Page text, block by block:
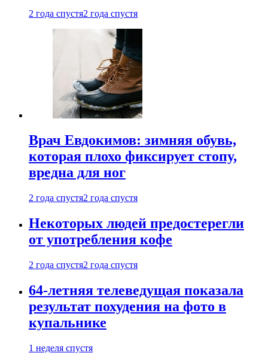
2 года спустя2 года спустя
Врач Евдокимов: зимняя обувь,
которая плохо фиксирует стопу,
вредна для ног
2 года спустя2 года спустя
Некоторых людей предостерегли
от употребления кофе
2 года спустя2 года спустя
64-летняя телеведущая показала
результат похудения на фото в
купальнике
1 неделя спустя